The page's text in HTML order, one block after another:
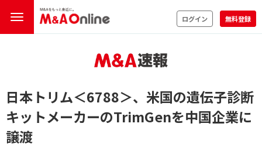
ログイン 無料登録
日本トリム＜6788＞、米国の遺伝子診断
キットメーカーのTrimGenを中国企業に
譲渡